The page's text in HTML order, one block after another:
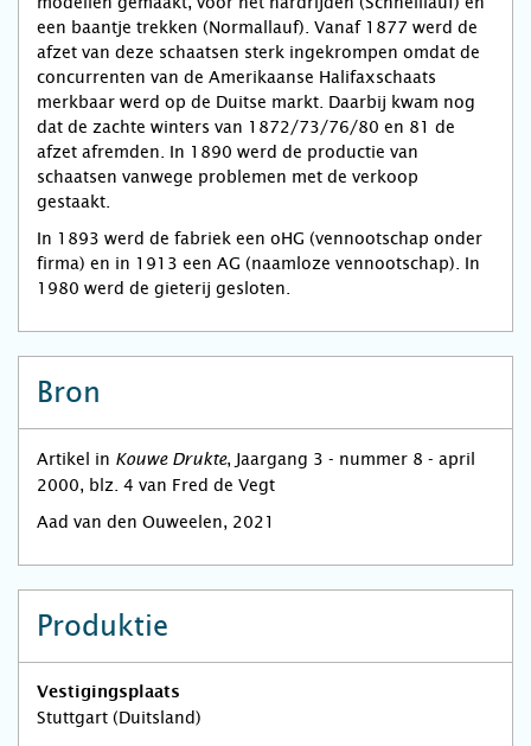
een baantje trekken (Normallauf). Vanaf 1877 werd de
afzet van deze schaatsen sterk ingekrompen omdat de
concurrenten van de Amerikaanse Halifaxschaats
merkbaar werd op de Duitse markt. Daarbij kwam nog
dat de zachte winters van 1872/73/76/80 en 81 de
afzet afremden. In 1890 werd de productie van
schaatsen vanwege problemen met de verkoop
gestaakt.
In 1893 werd de fabriek een oHG (vennootschap onder
firma) en in 1913 een AG (naamloze vennootschap). In
1980 werd de gieterij gesloten.
Bron
Artikel in Kouwe Drukte, Jaargang 3 - nummer 8 - april
2000, blz. 4 van Fred de Vegt
Aad van den Ouweelen, 2021
Produktie
Vestigingsplaats
Stuttgart (Duitsland)